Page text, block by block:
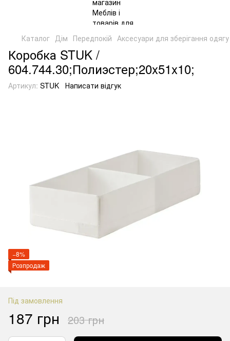
Каталог Дім Передпокій Аксесуари для зберігання одягу
Коробка STUK /
604.744.30;Полиэстер;20x51x10;
Артикул: STUK Написати відгук
−8%
Розпродаж
Під замовлення
187 грн 203 грн